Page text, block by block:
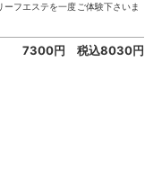
フエステを一度ご体験下さいま
7300円 税込8030円